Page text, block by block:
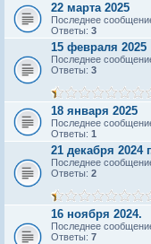
22 марта 2025
Последнее
Ответы: 3
15 февраля 2025
Последнее
Ответы: 3
18 января 2025
Последнее
Ответы: 1
21 декабря 2024
Последнее
Ответы: 2
16 ноября 2024.
Последнее
Ответы: 7